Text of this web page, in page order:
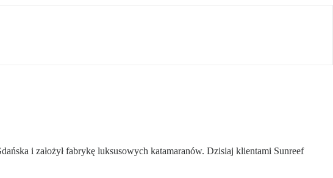
i założył fabrykę luksusowych katamaranów. Dzisiaj klientami Sunreef